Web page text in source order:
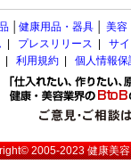
健康用品・器具 美容
プレスリリース
サ
利用規約 個人情報
2005-2023健康美